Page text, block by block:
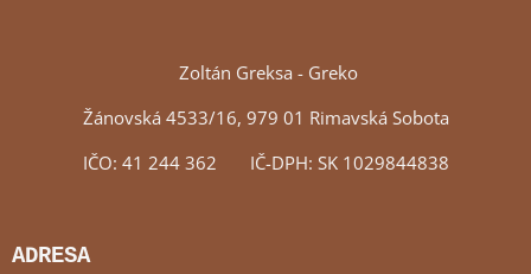
Zoltán Greksa - Greko
Žánovská 4533/16, 979 01 Rimavská Sobota
IČO: 41 244 362 IČ-DPH: SK 1029844838
ADRESA